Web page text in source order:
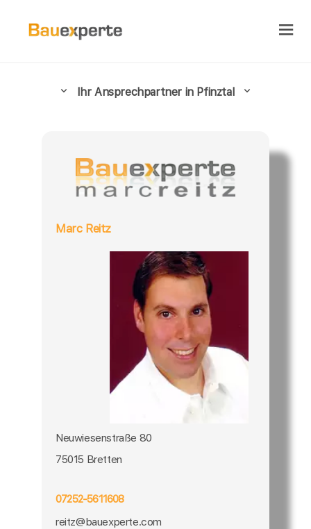
Ihr Ansprechpartner in Pfinztal
Marc Reitz
Neuwiesenstraße 80
75015 Bretten
07252-5611608
reitz@bauexperte.com